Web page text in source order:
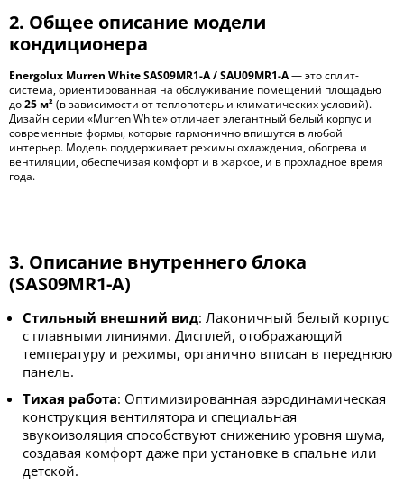
2. Общее описание модели
кондиционера
Energolux Murren White SAS09MR1-A / SAU09MR1-A— это сплит-
система, ориентированная на обслуживание помещений площадью
до25 м²(в зависимости от теплопотерь и климатических условий).
Дизайн серии «Murren White» отличает элегантный белый корпус и
современные формы, которые гармонично впишутся в любой
интерьер. Модель поддерживает режимы охлаждения, обогрева и
вентиляции, обеспечивая комфорт и в жаркое, и в прохладное время
года.
3. Описание внутреннего блока
(SAS09MR1-A)
Стильный внешний вид: Лаконичный белый корпус
с плавными линиями. Дисплей, отображающий
температуру и режимы, органично вписан в переднюю
панель.
Тихая работа: Оптимизированная аэродинамическая
конструкция вентилятора и специальная
звукоизоляция способствуют снижению уровня шума,
создавая комфорт даже при установке в спальне или
детской.